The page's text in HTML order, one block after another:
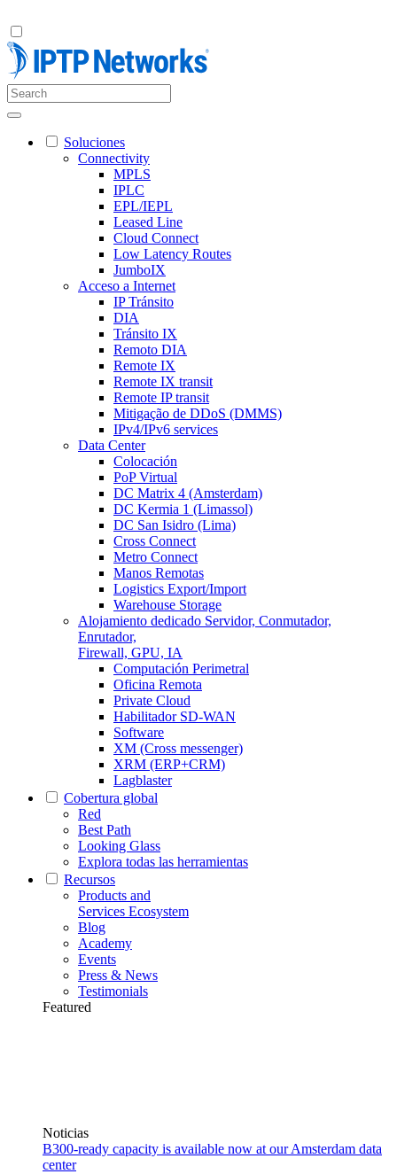
Soluciones
Connectivity
MPLS
IPLC
EPL/IEPL
Leased Line
Cloud Connect
Low Latency Routes
JumboIX
Acceso a Internet
IP Tránsito
DIA
Tránsito IX
Remoto DIA
Remote IX
Remote IX transit
Remote IP transit
Mitigação de DDoS (DMMS)
IPv4/IPv6 services
Data Center
Colocación
PoP Virtual
DC Matrix 4 (Amsterdam)
DC Kermia 1 (Limassol)
DC San Isidro (Lima)
Cross Connect
Metro Connect
Manos Remotas
Logistics Export/Import
Warehouse Storage
Alojamiento dedicado Servidor, Conmutador,
Enrutador,
Firewall, GPU, IA
Computación Perimetral
Oficina Remota
Private Cloud
Habilitador SD-WAN
Software
XM (Cross messenger)
XRM (ERP+CRM)
Lagblaster
Cobertura global
Red
Best Path
Looking Glass
Explora todas las herramientas
Recursos
Products and
Services Ecosystem
Blog
Academy
Events
Press & News
Testimonials
Featured
Noticias
B300-ready capacity is available now at our Amsterdam data
center